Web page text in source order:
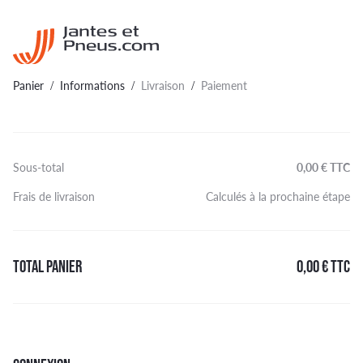
Panier / Informations / Livraison / Paiement
Sous-total
0,00 € TTC
Frais de livraison
Calculés à la prochaine étape
TOTAL PANIER 0,00 € TTC